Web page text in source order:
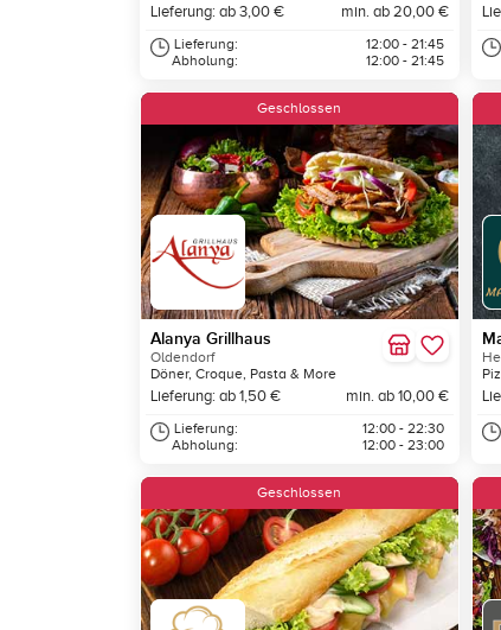
Lieferung: ab 3,00 € min. ab 20,00 €
Lieferung:
Abholung:
12:00 - 21:45
12:00 - 21:45
Geschlossen
Alanya Grillhaus
Oldendorf
Döner, Croque, Pasta & More
Lieferung: ab 1,50 € min. ab 10,00 €
Lieferung:
Abholung:
12:00 - 22:30
12:00 - 23:00
Geschlossen